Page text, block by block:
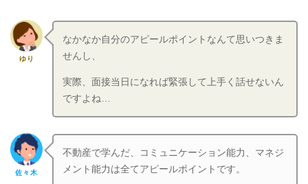
ゆり
なかなか自分のアピールポイントなんて思いつきま
せんし、
実際、面接当日になれば緊張して上手く話せないん
ですよね…
佐々木
不動産で学んだ、コミュニケーション能力、マネジ
メント能力は全てアピールポイントです。